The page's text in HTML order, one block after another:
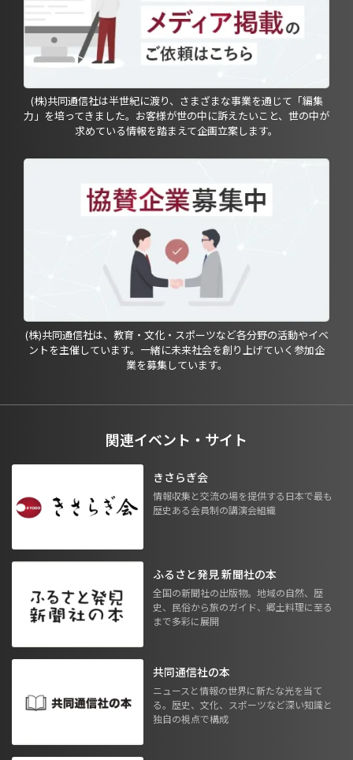
(株)共同通信社は半世紀に渡り、さまざまな事業を通じて「編集
力」を培ってきました。お客様が世の中に訴えたいこと、世の中が
求めている情報を踏まえて企画立案します。
(株)共同通信社は、教育・文化・スポーツなど各分野の活動やイベ
ントを主催しています。一緒に未来社会を創り上げていく参加企
業を募集しています。
関連イベント・サイト
きさらぎ会
情報収集と交流の場を提供する日本で最も
歴史ある会員制の講演会組織
ふるさと発見 新聞社の本
全国の新聞社の出版物。地域の自然、歴
史、民俗から旅のガイド、郷土料理に至る
まで多彩に展開
共同通信社の本
ニュースと情報の世界に新たな光を当て
る。歴史、文化、スポーツなど深い知識と
独自の視点で構成